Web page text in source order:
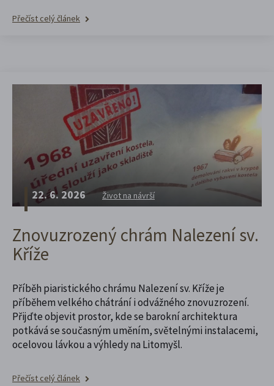
Přečíst celý článek
22. 6. 2026 Život na návrší
Znovuzrozený chrám Nalezení sv.
Kříže
Příběh piaristického chrámu Nalezení sv. Kříže je
příběhem velkého chátrání i odvážného znovuzrození.
Přijďte objevit prostor, kde se barokní architektura
potkává se současným uměním, světelnými instalacemi,
ocelovou lávkou a výhledy na Litomyšl.
Přečíst celý článek